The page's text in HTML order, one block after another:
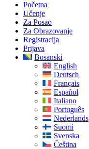
Početna
Učenje
Za Posao
Za Obrazovanje
Registracija
Prijava
Bosanski
English
Deutsch
Français
Español
Italiano
Português
Nederlands
Suomi
Svenska
Čeština